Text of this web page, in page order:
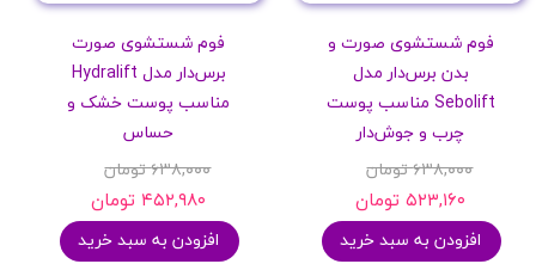
فوم شستشوی صورت و
بدن برس‌دار مدل
Sebolift مناسب پوست
چرب و جوش‌دار
۶۳۸,۰۰۰ تومان
۵۲۳,۱۶۰ تومان
افزودن به سبد خرید
فوم شستشوی صورت
برس‌دار مدل Hydralift
مناسب پوست خشک و
حساس
۶۳۸,۰۰۰ تومان
۴۵۲,۹۸۰ تومان
افزودن به سبد خرید